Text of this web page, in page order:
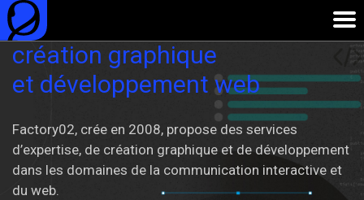
création graphique
et développement web
Factory02, crée en 2008, propose des services
d’expertise, de création graphique et de développement
dans les domaines de la communication interactive et
du web.